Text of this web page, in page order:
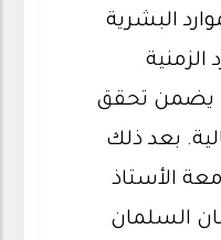
البشرية
الزمنية
يضمن تحقق
بعد ذلك
الأستاذ
السلمان